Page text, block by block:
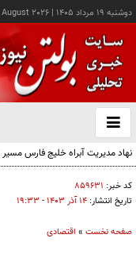
دوشنبه ۱۹ مرداد ۱۴۰۵ |
August 2026
باز
و
نهاد مدیریت آبراه خلیج فارس
کد خبر: ۸۵۹۶۳۱
تاریخ انتشار: ۱۴ آذر ۱۴۰۳ - ۱۹:۳۳
صفحه نخست » اقتصادی